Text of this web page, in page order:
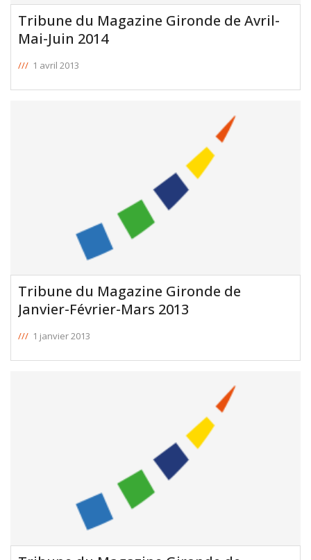
Tribune du Magazine Gironde de Avril-
Mai-Juin 2014
/// 1 avril 2013
Tribune du Magazine Gironde de
Janvier-Février-Mars 2013
/// 1 janvier 2013